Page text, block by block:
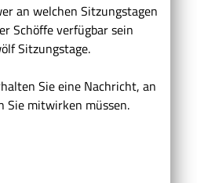
an welchen Sitzungstagen
Schöffe verfügbar sein
Sitzungstage.
Sie eine Nachricht, an
Sie mitwirken müssen.